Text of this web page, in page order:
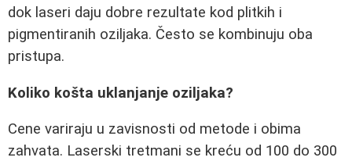
dok laseri daju dobre rezultate kod plitkih i
pigmentiranih oziljaka. Često se kombinuju oba
pristupa.
Koliko košta uklanjanje oziljaka?
Cene variraju u zavisnosti od metode i obima
zahvata. Laserski tretmani se kreću od 100 do 300